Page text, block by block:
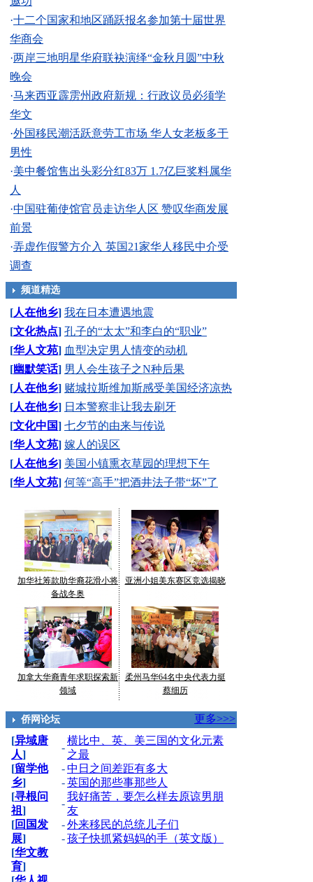
·十二个国家和地区踊跃报名参加第十届世界
华商会
·两岸三地明星华府联袂演绎“金秋月圆”中秋
晚会
·马来西亚霹雳州政府新规：行政议员必须学
华文
·外国移民潮活跃意劳工市场 华人女老板多于
男性
·美中餐馆售出头彩分红83万 1.7亿巨奖料属华
人
·中国驻葡使馆官员走访华人区 赞叹华商发展
前景
·弄虚作假警方介入 英国21家华人移民中介受
调查
频道精选
[人在他乡] 我在日本遭遇地震
[文化热点] 孔子的“太太”和李白的“职业”
[华人文苑] 血型决定男人情变的动机
[幽默笑话] 男人会生孩子之N种后果
[人在他乡] 赌城拉斯维加斯感受美国经济凉热
[人在他乡] 日本警察非让我去刷牙
[文化中国] 七夕节的由来与传说
[华人文苑] 嫁人的误区
[人在他乡] 美国小镇熏衣草园的理想下午
[华人文苑] 何等“高手”把酒井法子带“坏”了
加华社筹款助华裔花滑小将
备战冬奥
亚洲小姐美东赛区竞选揭晓
加拿大华裔青年求职探索新
领域
柔州马华64名中央代表力挺
蔡细历
侨网论坛
更多>>>
[异域唐
人]
[留学他
乡]
[寻根问
祖]
[回国发
展]
[华文教
育]
-
横比中、英、美三国的文化元素
之最
- 中日之间差距有多大
- 英国的那些事那些人
-
我好痛苦，要怎么样去原谅男朋
友
- 外来移民的总统儿子们
- 孩子快抓紧妈妈的手（英文版）